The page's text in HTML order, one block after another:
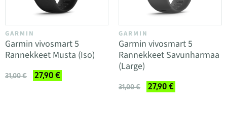
GARMIN
Garmin vivosmart 5
Rannekkeet Musta (Iso)
31,00 € 27,90 €
GARMIN
Garmin vivosmart 5
Rannekkeet Savunharmaa
(Large)
31,00 € 27,90 €